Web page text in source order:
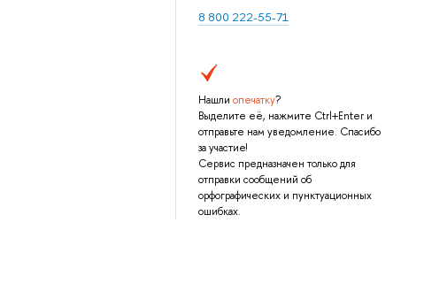
8 800 222-55-71
Нашли опечатку?
Выделите её, нажмите Ctrl+Enter и
отправьте нам уведомление. Спасибо
за участие!
Сервис предназначен только для
отправки сообщений об
орфографических и пунктуационных
ошибках.